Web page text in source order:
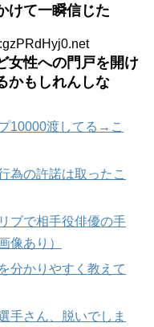
けて一瞬信じた
女性への門戸を開け
かもしれんしな
10000渡してる→こ
為の許諾は取ったこ
ブで相手役俳優の手
像あり）
分かりやすく教えて
手さん、脱いでしま